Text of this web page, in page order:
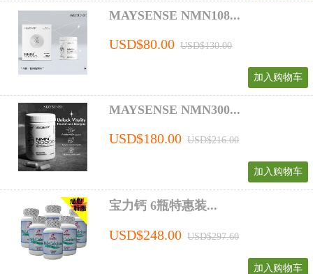
MAYSENSE NMN108...
USD$80.00 USD$130.00
加入购物车
MAYSENSE NMN300...
USD$180.00 USD$216.00
加入购物车
宝力钙 6瓶特惠装...
USD$248.00 USD$297.60
加入购物车